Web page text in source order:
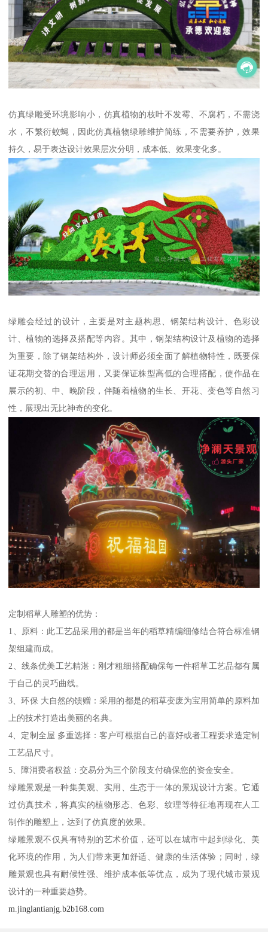
仿真绿雕受环境影响小，仿真植物的枝叶不发霉、不腐朽，不需浇
水，不繁衍蚊蝇，因此仿真植物绿雕维护简练，不需要养护，效果
持久，易于表达设计效果层次分明，成本低、效果变化多。
绿雕会经过的设计，主要是对主题构思、钢架结构设计、色彩设
计、植物的选择及搭配等内容。其中，钢架结构设计及植物的选择
为重要，除了钢架结构外，设计师必须全面了解植物特性，既要保
证花期交替的合理运用，又要保证株型高低的合理搭配，使作品在
展示的初、中、晚阶段，伴随着植物的生长、开花、变色等自然习
性，展现出无比神奇的变化。
定制稻草人雕塑的优势：
1、原料：此工艺品采用的都是当年的稻草精编细修结合符合标准钢
架组建而成。
2、线条优美工艺精湛：刚才粗细搭配确保每一件稻草工艺品都有属
于自己的灵巧曲线。
3、环保 大自然的馈赠：采用的都是的稻草变废为宝用简单的原料加
上的技术打造出美丽的名典。
4、定制全屋 多重选择：客户可根据自己的喜好或者工程要求造定制
工艺品尺寸。
5、障消费者权益：交易分为三个阶段支付确保您的资金安全。
绿雕景观是一种集美观、实用、生态于一体的景观设计方案。它通
过仿真技术，将真实的植物形态、色彩、纹理等特征地再现在人工
制作的雕塑上，达到了仿真度的效果。
绿雕景观不仅具有特别的艺术价值，还可以在城市中起到绿化、美
化环境的作用，为人们带来更加舒适、健康的生活体验；同时，绿
雕景观也具有耐候性强、维护成本低等优点，成为了现代城市景观
设计的一种重要趋势。
m.jinglantianjg.b2b168.com